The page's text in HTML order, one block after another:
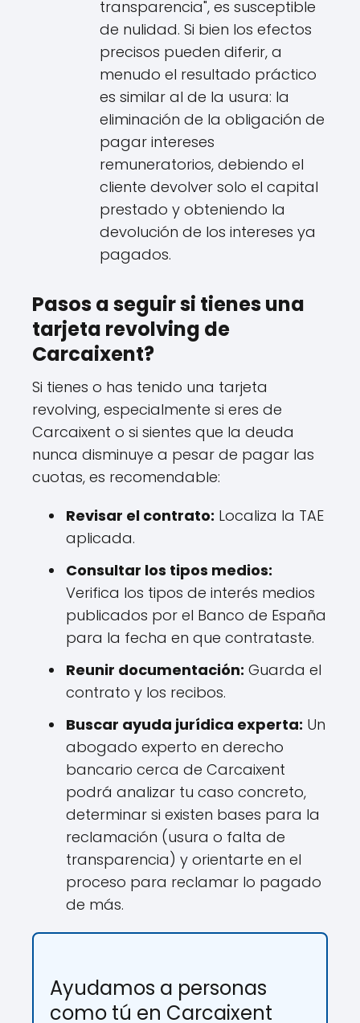
transparencia", es susceptible
de nulidad. Si bien los efectos
precisos pueden diferir, a
menudo el resultado práctico
es similar al de la usura: la
eliminación de la obligación de
pagar intereses
remuneratorios, debiendo el
cliente devolver solo el capital
prestado y obteniendo la
devolución de los intereses ya
pagados.
Pasos a seguir si tienes una
tarjeta revolving de
Carcaixent?
Si tienes o has tenido una tarjeta
revolving, especialmente si eres de
Carcaixent o si sientes que la deuda
nunca disminuye a pesar de pagar las
cuotas, es recomendable:
Revisar el contrato: Localiza la TAE
aplicada.
Consultar los tipos medios:
Verifica los tipos de interés medios
publicados por el Banco de España
para la fecha en que contrataste.
Reunir documentación: Guarda el
contrato y los recibos.
Buscar ayuda jurídica experta: Un
abogado experto en derecho
bancario cerca de Carcaixent
podrá analizar tu caso concreto,
determinar si existen bases para la
reclamación (usura o falta de
transparencia) y orientarte en el
proceso para reclamar lo pagado
de más.
Ayudamos a personas
como tú en Carcaixent